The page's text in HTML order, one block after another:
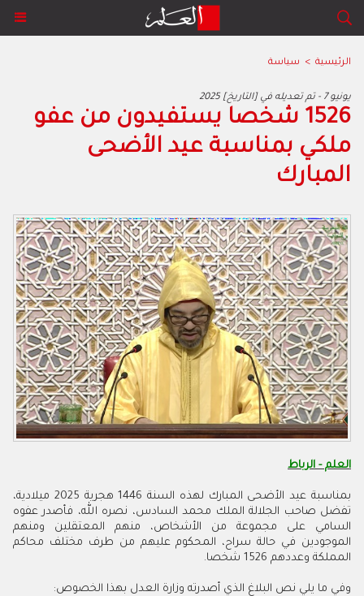
الرئيسية > سياسة
2025 يونيو 7 - تم تعديله في [التاريخ]
1526 شخصا يستفيدون من عفو
ملكي بمناسبة عيد الأضحى
المبارك
العلم - الرباط
بمناسبة عيد الأضحى المبارك لهذه السنة 1446 هجرية 2025 ميلادية،
تفضل صاحب الجلالة الملك محمد السادس، نصره الله، فأصدر عفوه
السامي على مجموعة من الأشخاص، منهم المعتقلين ومنهم
الموجودين في حالة سراح، المحكوم عليهم من طرف مختلف محاكم
المملكة وعددهم 1526 شخصا.
وفي ما يلي نص البلاغ الذي أصدرته وزارة العدل بهذا الخصوص: